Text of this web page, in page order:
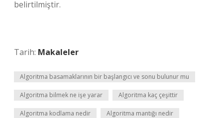
belirtilmiştir.
Tarih: Makaleler
Algoritma basamaklarının bir başlangıcı ve sonu bulunur mu
Algoritma bilmek ne işe yarar Algoritma kaç çeşittir
Algoritma kodlama nedir Algoritma mantığı nedir